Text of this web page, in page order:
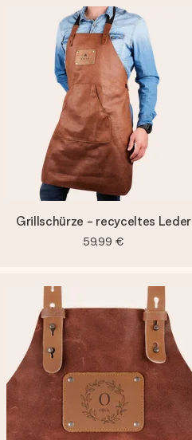
Grillschürze - recyceltes Leder
59,99 €